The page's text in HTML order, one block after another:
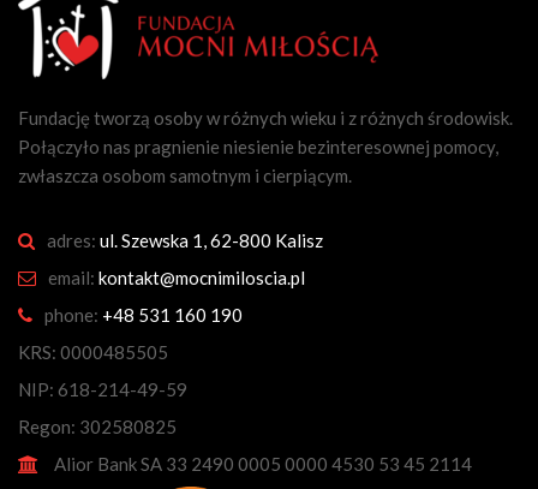
Fundację tworzą osoby w różnych wieku i z różnych środowisk.
Połączyło nas pragnienie niesienie bezinteresownej pomocy,
zwłaszcza osobom samotnym i cierpiącym.
adres: ul. Szewska 1, 62-800 Kalisz
email: kontakt@mocnimiloscia.pl
phone: +48 531 160 190
KRS: 0000485505
NIP: 618-214-49-59
Regon: 302580825
Alior Bank SA 33 2490 0005 0000 4530 53 45 2114